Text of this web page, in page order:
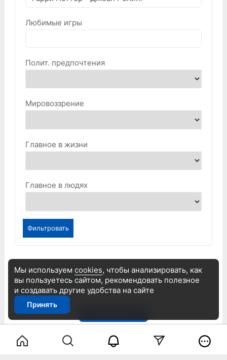
Любимые игры
Полит. предпочтения
Мировоззрение
Главное в жизни
Главное в людях
Фильтровать
Артем Воронов
Мужской
45 лет
Мы используем cookies, чтобы анализировать, как
вы пользуетесь сайтом, рекомендовать полезное
и создавать другие удобства на сайте
Принять